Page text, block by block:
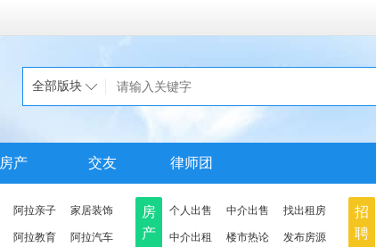
全部版块
房产 交友 律师团
阿拉亲子 家居装饰
阿拉教育 阿拉汽车
房
产
个人出售 中介出售 找出租房
中介出租 楼市热论 发布房源
招
聘